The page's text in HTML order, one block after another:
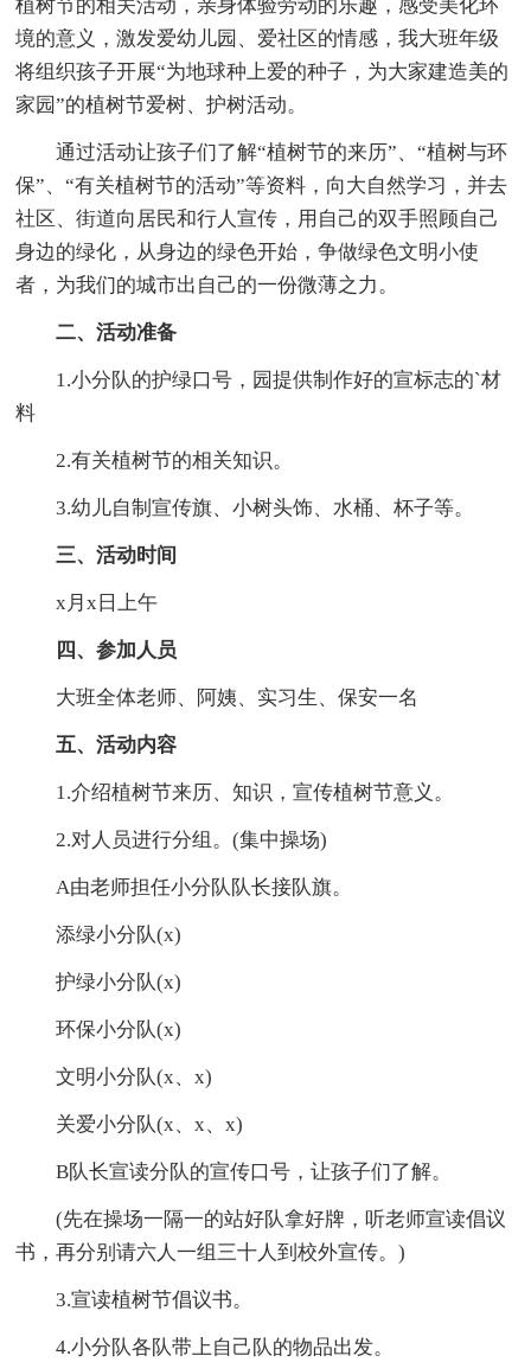
植树节的相关活动，亲身体验劳动的乐趣，感受美化环
境的意义，激发爱幼儿园、爱社区的情感，我大班年级
将组织孩子开展“为地球种上爱的种子，为大家建造美的
家园”的植树节爱树、护树活动。
通过活动让孩子们了解“植树节的来历”、“植树与环
保”、“有关植树节的活动”等资料，向大自然学习，并去
社区、街道向居民和行人宣传，用自己的双手照顾自己
身边的绿化，从身边的绿色开始，争做绿色文明小使
者，为我们的城市出自己的一份微薄之力。
二、活动准备
1.小分队的护绿口号，园提供制作好的宣标志的`材
料
2.有关植树节的相关知识。
3.幼儿自制宣传旗、小树头饰、水桶、杯子等。
三、活动时间
x月x日上午
四、参加人员
大班全体老师、阿姨、实习生、保安一名
五、活动内容
1.介绍植树节来历、知识，宣传植树节意义。
2.对人员进行分组。(集中操场)
A由老师担任小分队队长接队旗。
添绿小分队(x)
护绿小分队(x)
环保小分队(x)
文明小分队(x、x)
关爱小分队(x、x、x)
B队长宣读分队的宣传口号，让孩子们了解。
(先在操场一隔一的站好队拿好牌，听老师宣读倡议
书，再分别请六人一组三十人到校外宣传。)
3.宣读植树节倡议书。
4.小分队各队带上自己队的物品出发。